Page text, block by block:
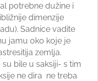
potrebne dužine i
dimenzije
Sadnice vadite
jamu oko koje je
zemlja.
bile u saksiji- s tim
ne dira ne treba